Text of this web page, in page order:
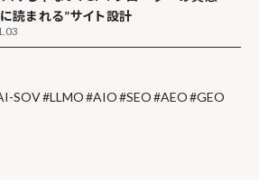
に読まれる”サイト設計
SOV#LLMO#AIO#SEO#AEO#GEO